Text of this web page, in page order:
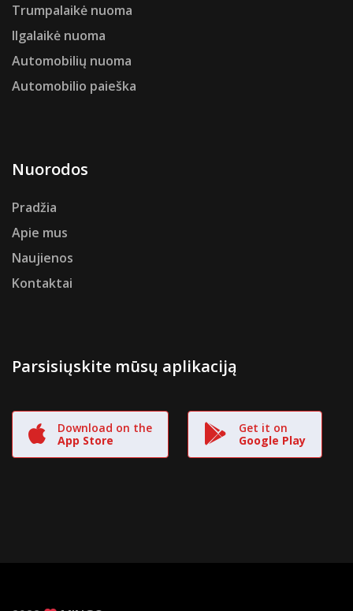
Trumpalaikė nuoma
Ilgalaikė nuoma
Automobilių nuoma
Automobilio paieška
Nuorodos
Pradžia
Apie mus
Naujienos
Kontaktai
Parsisiųskite mūsų aplikaciją
Download on the
App Store
Get it on
Google Play